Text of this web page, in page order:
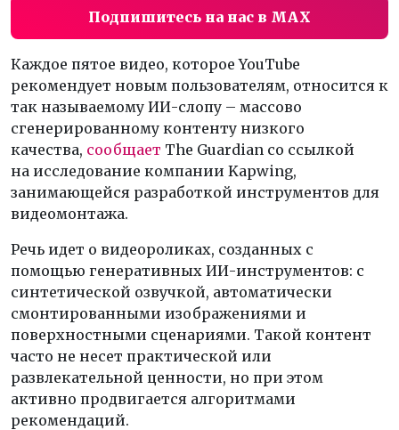
Подпишитесь на нас в MAX
Каждое пятое видео, которое YouTube
рекомендует новым пользователям, относится к
так называемому ИИ-слопу – массово
сгенерированному контенту низкого
качества, сообщает The Guardian со ссылкой
на исследование компании Kapwing,
занимающейся разработкой инструментов для
видеомонтажа.
Речь идет о видеороликах, созданных с
помощью генеративных ИИ-инструментов: с
синтетической озвучкой, автоматически
смонтированными изображениями и
поверхностными сценариями. Такой контент
часто не несет практической или
развлекательной ценности, но при этом
активно продвигается алгоритмами
рекомендаций.